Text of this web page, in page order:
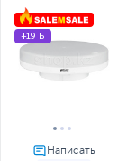
+19 Б